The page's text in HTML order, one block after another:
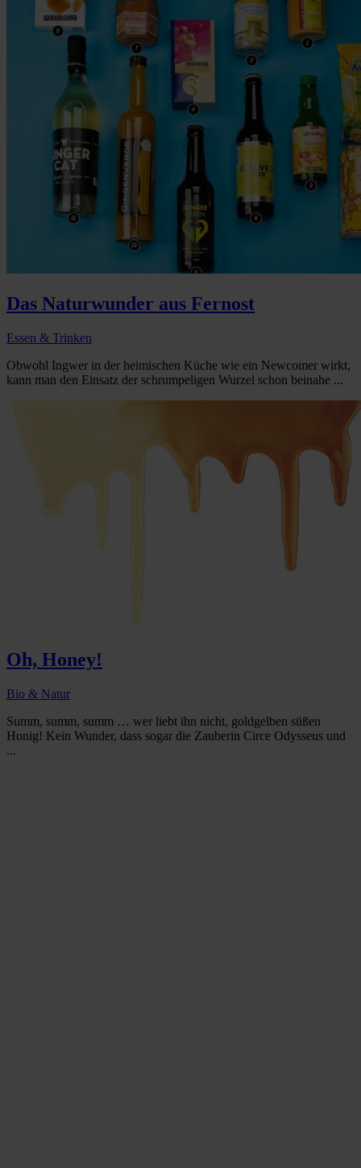
Das Naturwunder aus Fernost
Essen & Trinken
Obwohl Ingwer in der heimischen Küche wie ein Newcomer wirkt,
kann man den Einsatz der schrumpeligen Wurzel schon beinahe ...
Oh, Honey!
Bio & Natur
Summ, summ, summ … wer liebt ihn nicht, goldgelben süßen
Honig! Kein Wunder, dass sogar die Zauberin Circe Odysseus und
...